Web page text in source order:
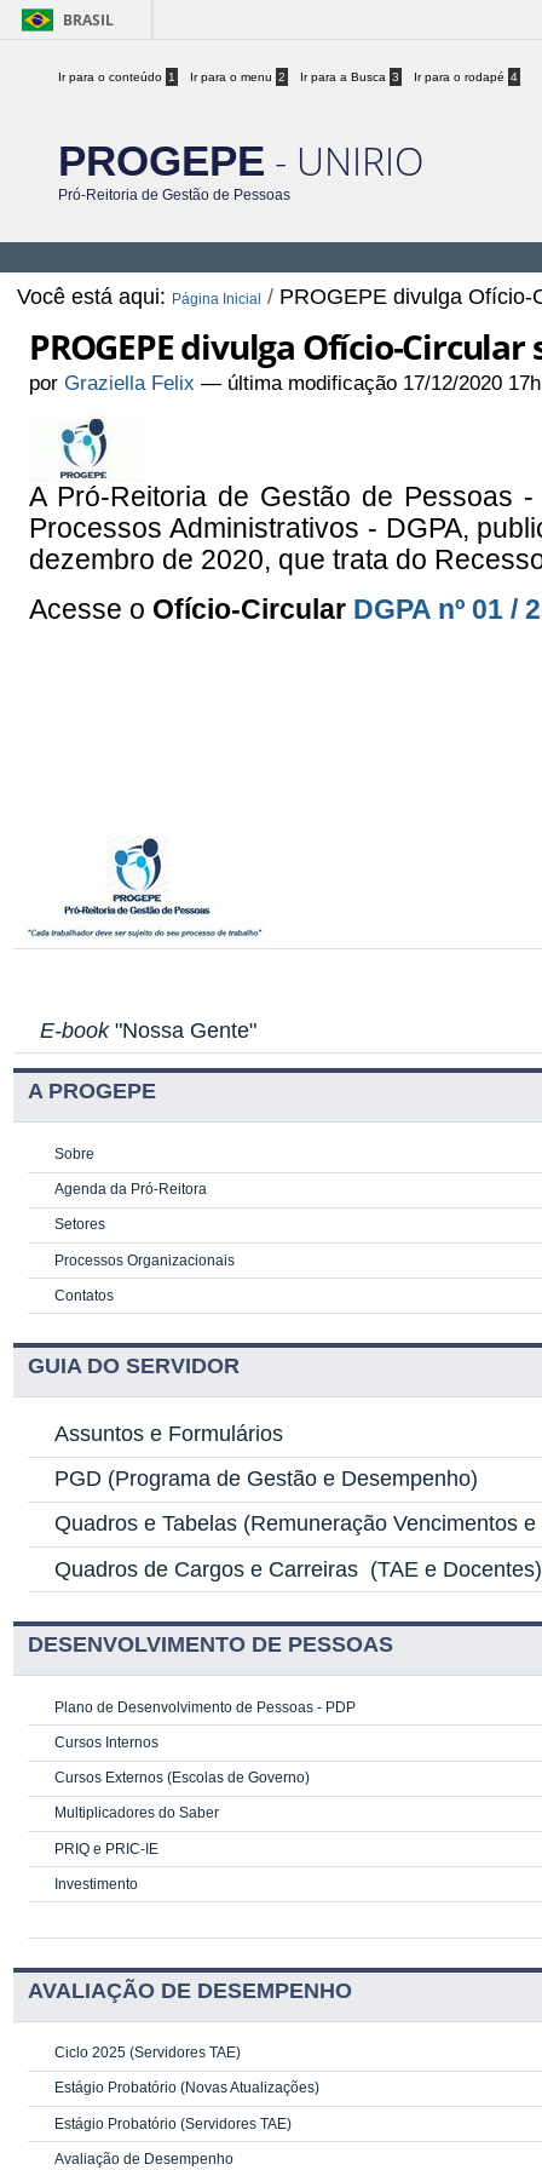
BRASIL
Ir para o conteúdo 1 Ir para o menu 2 Ir para a Busca 3 Ir para o rodapé 4
PROGEPE - UNIRIO
Pró-Reitoria de Gestão de Pessoas
Você está aqui: Página Inicial / PROGEPE divulga Ofício-
PROGEPE divulga Ofício-
porGraziella Felix — última modificação 17/12/2020
A Pró-Reitoria de Gestão de Pessoas
Processos Administrativos - DGPA,
dezembro de 2020, que trata do
Acesse o Ofício-Circular DGPA nº 01 /
E-book"Nossa Gente"
A PROGEPE
Sobre
Agenda da Pró-Reitora
Setores
Processos Organizacionais
Contatos
GUIA DO SERVIDOR
Assuntos e Formulários
PGD (Programa de Gestão e Desempenho)
Quadros e Tabelas (Remuneração Vencimentos
Quadros de Cargos e Carreiras (TAE e Docentes)
DESENVOLVIMENTO DE PESSOAS
Plano de Desenvolvimento de Pessoas - PDP
Cursos Internos
Cursos Externos (Escolas de Governo)
Multiplicadores do Saber
PRIQ e PRIC-IE
Investimento
AVALIAÇÃO DE DESEMPENHO
Ciclo 2025 (Servidores TAE)
Estágio Probatório (Novas Atualizações)
Estágio Probatório (Servidores TAE)
Avaliação de Desempenho